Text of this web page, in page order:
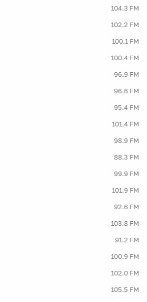
104.3 FM
102.2 FM
100.1 FM
100.4 FM
96.9 FM
96.6 FM
95.4 FM
101.4 FM
98.9 FM
88.3 FM
99.9 FM
101.9 FM
92.6 FM
103.8 FM
91.2 FM
100.9 FM
102.0 FM
105.5 FM